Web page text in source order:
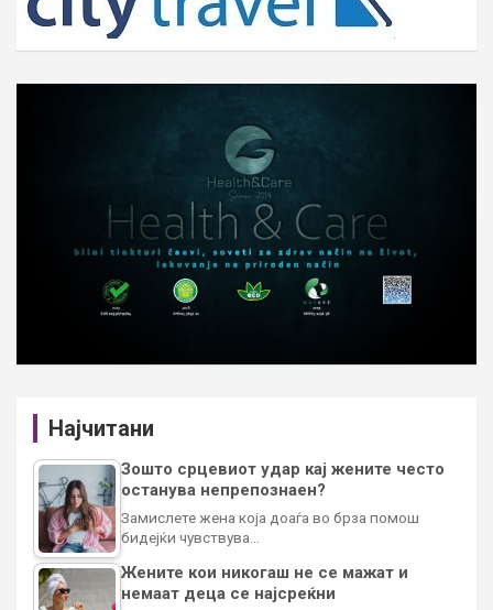
Најчитани
Зошто срцевиот удар кај жените често
останува непрепознаен?
Замислете жена која доаѓа во брза помош
бидејќи чувствува…
Жените кои никогаш не се мажат и
немаат деца се најсреќни